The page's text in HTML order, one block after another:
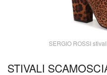
SERGIO ROSSI
STIVALI